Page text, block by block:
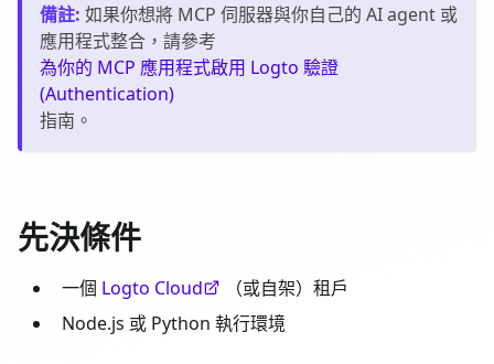
備註: 如果你想將 MCP 伺服器與你自己的 AI agent 或
應用程式整合，請參考
為你的 MCP 應用程式啟用 Logto 驗證
(Authentication)
指南。
先決條件
一個 Logto Cloud
（或自架）租戶
Node.js 或 Python 執行環境